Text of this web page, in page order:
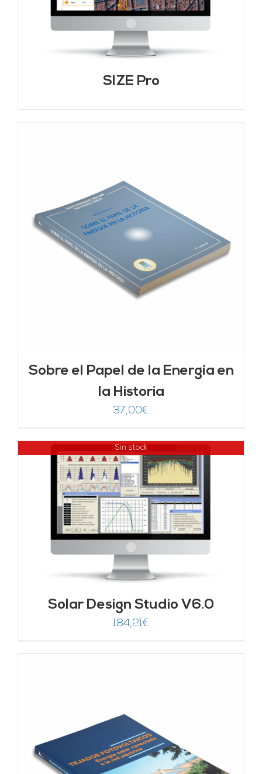
SIZE Pro
Sobre el Papel de la Energía en
la Historia
37,00€
Sin stock
Solar Design Studio V6.0
184,21€